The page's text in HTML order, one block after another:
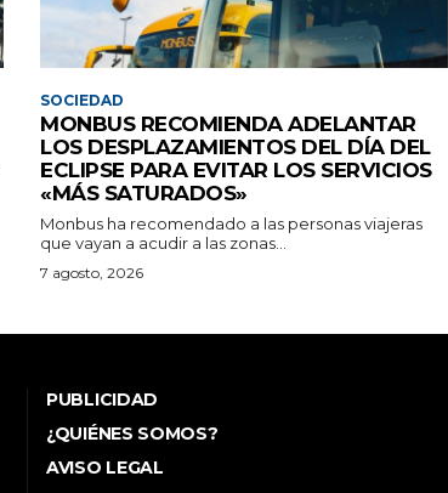
SOCIEDAD
MONBUS RECOMIENDA ADELANTAR
LOS DESPLAZAMIENTOS DEL DÍA DEL
ECLIPSE PARA EVITAR LOS SERVICIOS
«MÁS SATURADOS»
Monbus ha recomendado a las personas viajeras
que vayan a acudir a las zonas...
7 agosto, 2026
PUBLICIDAD
¿QUIÉNES SOMOS?
AVISO LEGAL